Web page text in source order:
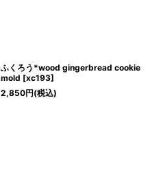
ふくろう*wood gingerbread cookie
mold [xc193]
2,850円(税込)